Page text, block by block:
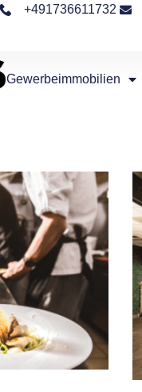
+491736611732
Gewerbeimmobilien